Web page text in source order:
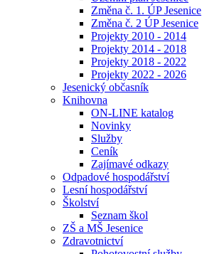
Změna č. 1. ÚP Jesenice
Změna č. 2 ÚP Jesenice
Projekty 2010 - 2014
Projekty 2014 - 2018
Projekty 2018 - 2022
Projekty 2022 - 2026
Jesenický občasník
Knihovna
ON-LINE katalog
Novinky
Služby
Ceník
Zajímavé odkazy
Odpadové hospodářství
Lesní hospodářství
Školství
Seznam škol
ZŠ a MŠ Jesenice
Zdravotnictví